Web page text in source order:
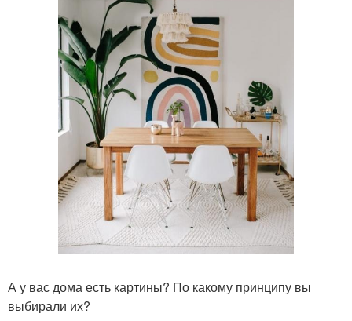
А у вас дома есть картины? По какому принципу вы
выбирали их?